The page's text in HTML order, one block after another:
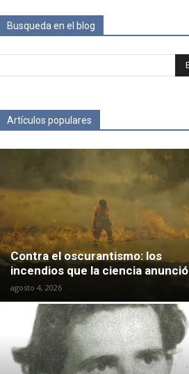
Busqueda en el blog
Artículos populares
Contra el oscurantismo: los
incendios que la ciencia anunció
agosto 4, 2026